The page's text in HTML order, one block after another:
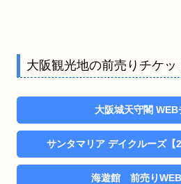
大阪観光地の前売りチケッ
大阪城天守閣 WEB
サンタマリア デイクルーズ【
海遊館 前売り